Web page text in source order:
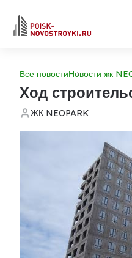
Все новостиНовости жк
Ход
ЖК NEOPARK